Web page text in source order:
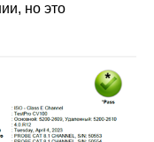
но это